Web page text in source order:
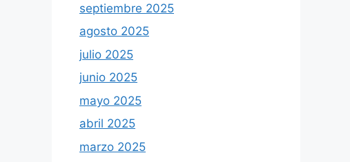
septiembre 2025
agosto 2025
julio 2025
junio 2025
mayo 2025
abril 2025
marzo 2025